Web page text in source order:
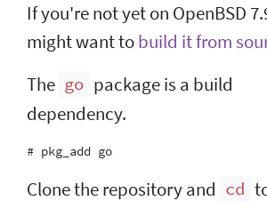
If you're not yet on OpenBSD
might want tobuild it from
The go package is a build
dependency.
Clone the repository and cd